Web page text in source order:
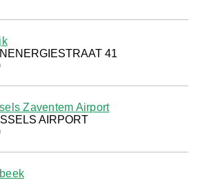
41
Zaventem Airport
AIRPORT